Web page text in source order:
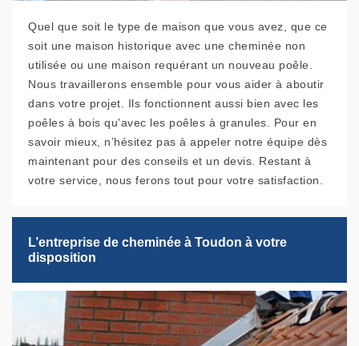
Quel que soit le type de maison que vous avez, que ce
soit une maison historique avec une cheminée non
utilisée ou une maison requérant un nouveau poêle.
Nous travaillerons ensemble pour vous aider à aboutir
dans votre projet. Ils fonctionnent aussi bien avec les
poêles à bois qu'avec les poêles à granules. Pour en
savoir mieux, n’hésitez pas à appeler notre équipe dès
maintenant pour des conseils et un devis. Restant à
votre service, nous ferons tout pour votre satisfaction.
L’entreprise de cheminée à Toudon à votre
disposition